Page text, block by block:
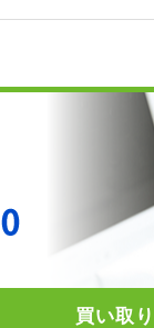
買い取り